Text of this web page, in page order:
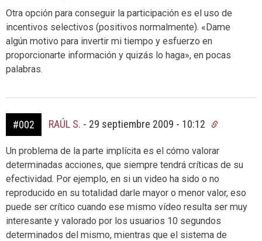
Otra opción para conseguir la participación es el uso de
incentivos selectivos (positivos normalmente). «Dame
algún motivo para invertir mi tiempo y esfuerzo en
proporcionarte información y quizás lo haga», en pocas
palabras.
#002 RAÚL S. - 29 septiembre 2009 - 10:12
Un problema de la parte implícita es el cómo valorar
determinadas acciones, que siempre tendrá críticas de su
efectividad. Por ejemplo, en si un video ha sido o no
reproducido en su totalidad darle mayor o menor valor, eso
puede ser crítico cuando ese mismo vídeo resulta ser muy
interesante y valorado por los usuarios 10 segundos
determinados del mismo, mientras que el sistema de